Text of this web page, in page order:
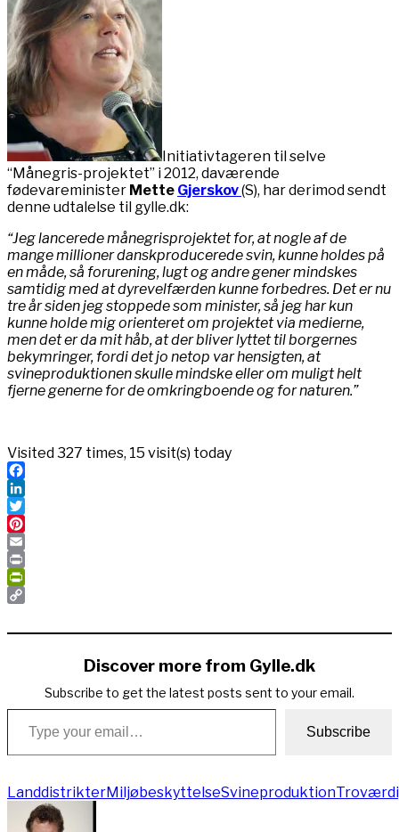
Initiativtageren til selve
“Månegris-projektet” i 2012, daværende
fødevareminister Mette Gjerskov(S), har derimod sendt
denne udtalelse til gylle.dk:
“Jeg lancerede månegrisprojektet for, at nogle af de
mange millioner danskproducerede svin, kunne holdes på
en måde, så forurening, lugt og andre gener mindskes
samtidig med at dyrevelfærden kunne forbedres. Det er nu
tre år siden jeg stoppede som minister, så jeg har kun
kunne holde mig orienteret om projektet via medierne,
men det er da mit håb, at der bliver lyttet til borgernes
bekymringer, fordi det jo netop var hensigten, at
svineproduktionen skulle mindske eller om muligt helt
fjerne generne for de omkringboende og for naturen.”
Visited 327 times, 15 visit(s) today
Facebook
LinkedIn
Twitter
Pinterest
Email
Print
PrintFriendly
Link
Discover more from Gylle.dk
Subscribe to get the latest posts sent to your email.
Type your email…
Subscribe
LanddistrikterMiljøbeskyttelseSvineproduktion